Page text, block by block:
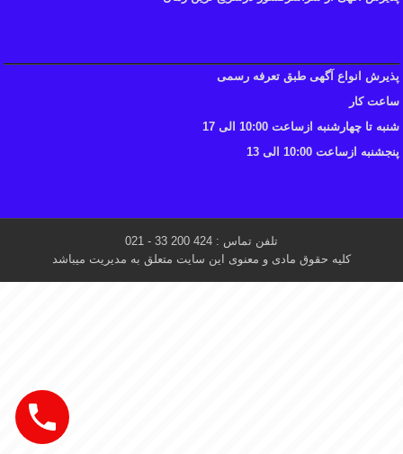
پذیرش انواع آگهی طبق تعرفه رسمی
ساعت کار
شنبه تا چهارشنبه ازساعت 10:00 الی 17
پنجشنبه ازساعت 10:00 الی 13
تلفن تماس : 424 200 33 - 021
کلیه حقوق مادی و معنوی این سایت متعلق به مدیریت میباشد